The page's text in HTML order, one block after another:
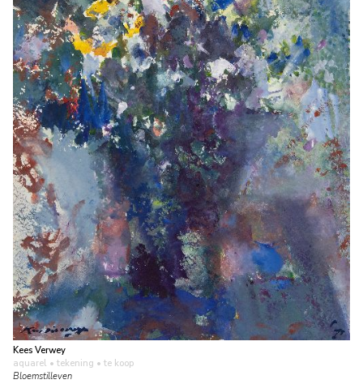
Kees Verwey
aquarel • tekening • te koop
Bloemstilleven